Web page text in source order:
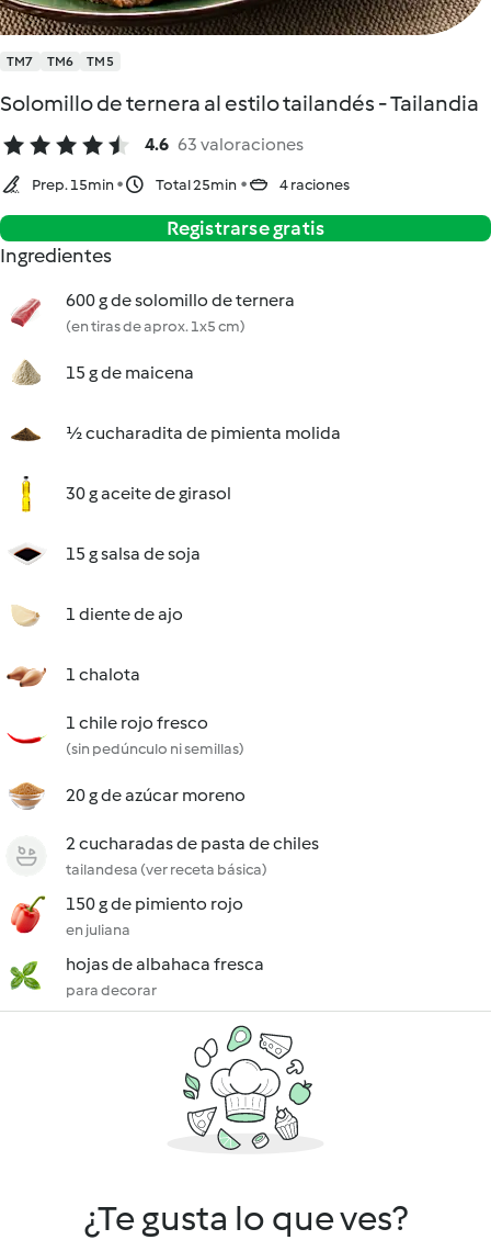
TM7 TM6 TM5
Solomillo de ternera al estilo tailandés - Tailandia
4.6 63 valoraciones
Prep. 15min Total 25min 4 raciones
Registrarse gratis
Ingredientes
600 g de solomillo de ternera
(en tiras de aprox. 1x5 cm)
15 g de maicena
½ cucharadita de pimienta molida
30 g aceite de girasol
15 g salsa de soja
1 diente de ajo
1 chalota
1 chile rojo fresco
(sin pedúnculo ni semillas)
20 g de azúcar moreno
2 cucharadas de pasta de chiles
tailandesa (ver receta básica)
150 g de pimiento rojo
en juliana
hojas de albahaca fresca
para decorar
¿Te gusta lo que ves?